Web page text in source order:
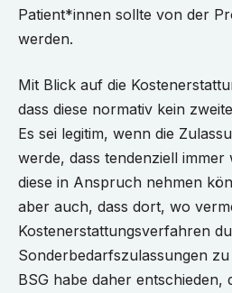
Patient*innen sollte von der
werden.
Mit Blick auf die
dass diese normativ kein
Es sei legitim, wenn die
werde, dass tendenziell
diese in Anspruch nehmen
aber auch, dass dort, wo
Kostenerstattungsverfahren
Sonderbedarfszulassungen
BSG habe daher entschieden,